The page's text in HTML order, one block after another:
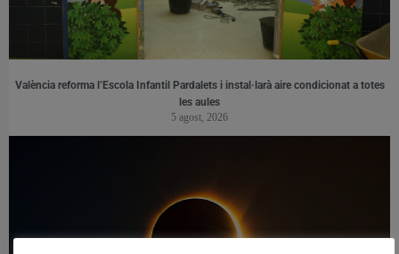
València reforma l’Escola Infantil Pardalets i instal·larà aire condicionat a totes
les aules
5 agost, 2026